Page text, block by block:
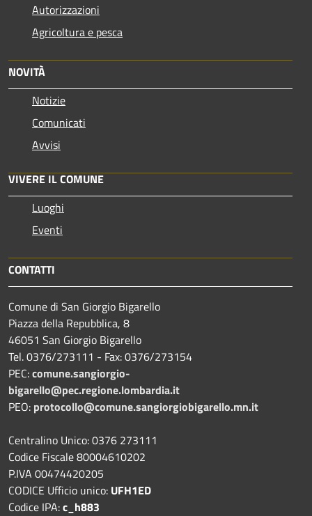
Autorizzazioni
Agricoltura e pesca
NOVITÀ
Notizie
Comunicati
Avvisi
VIVERE IL COMUNE
Luoghi
Eventi
CONTATTI
Comune di San Giorgio Bigarello
Piazza della Repubblica, 8
46051 San Giorgio Bigarello
Tel. 0376/273111 - Fax: 0376/273154
PEC:comune.sangiorgio-
bigarello@pec.regione.lombardia.it
PEO: protocollo@comune.sangiorgiobigarello.mn.it
Centralino Unico: 0376 273111
Codice Fiscale 80004610202
P.IVA 00474420205
CODICE Ufficio unico: UFH1ED
Codice IPA:c_h883